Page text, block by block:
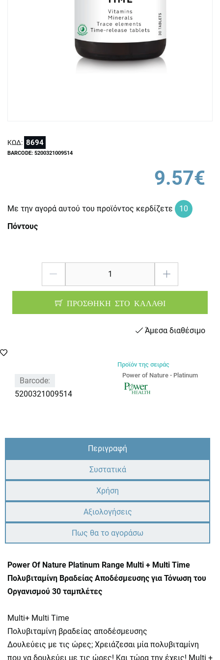
ΚΩΔ: 8694
BARCODE: 5200321009514
9.57€
Με την αγορά αυτού του προϊόντος κερδίζετε
10
Πόντους
ΠΡΟΣΘΗΚΗ ΣΤΟ ΚΑΛΑΘΙ
Άμεσα διαθέσιμο
Barcode:
5200321009514
Προϊόν της σειράς
Power of Nature - Platinum
Περιγραφή
Συστατικά
Χρήση
Αξιολογήσεις
Πως θα το αγοράσω
Power Of Nature Platinum Range Multi + Multi Time
Πολυβιταμίνη Βραδείας Αποδέσμευσης για Τόνωση του
Οργανισμού 30 ταμπλέτες
Multi+ Multi Time
Πολυβιταμίνη βραδείας αποδέσμευσης
Δουλεύεις με τις ώρες; Χρειάζεσαι μία πολυβιταμίνη
που να δουλεύει με τις ώρες! Και τώρα την έχεις! Multi +